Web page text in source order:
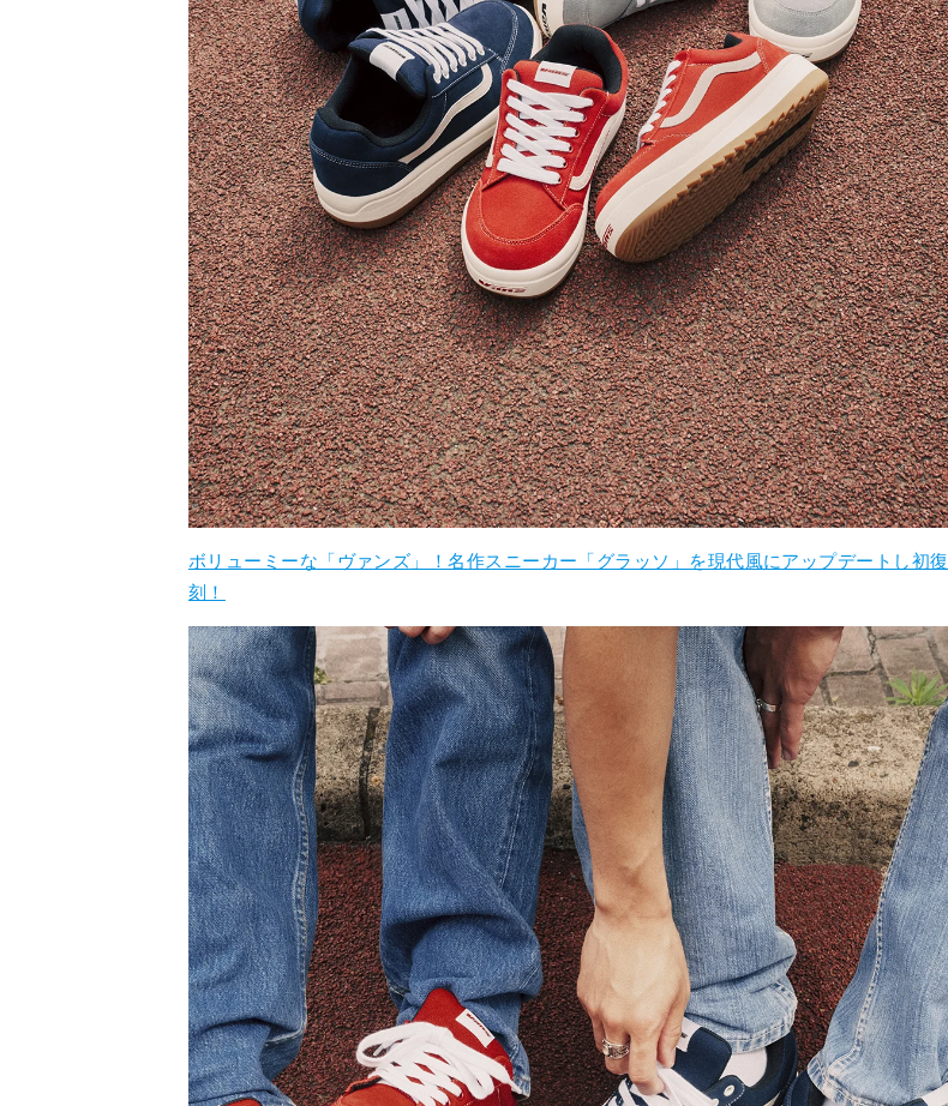
ボリューミーな「ヴァンズ」！名作スニーカー「グラッソ」を現代風にアップデートし初復
刻！